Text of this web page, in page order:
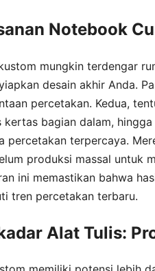
Notebook
mungkin terdengar
desain akhir Anda.
percetakan. Kedua,
kertas bagian dalam,
percetakan terpercaya.
produksi massal untuk
ini memastikan bahwa
tren percetakan terbaru.
Alat Tulis: